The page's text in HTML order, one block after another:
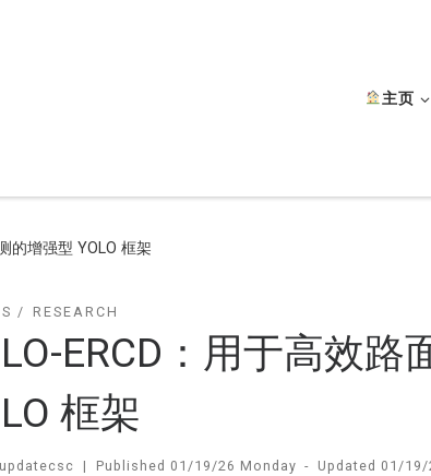
主页
的增强型 YOLO 框架
RESEARCH
ERCD：用于高效
框架
| Published 01/19/26 Monday - Updated 01/19/